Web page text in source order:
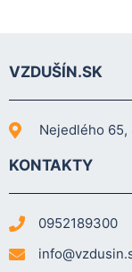
VZDUŠÍN.SK
Nejedlého 65,
KONTAKTY
0952189300